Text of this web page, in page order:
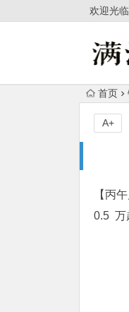
欢迎光临
首页
A+
【丙
0.5 万